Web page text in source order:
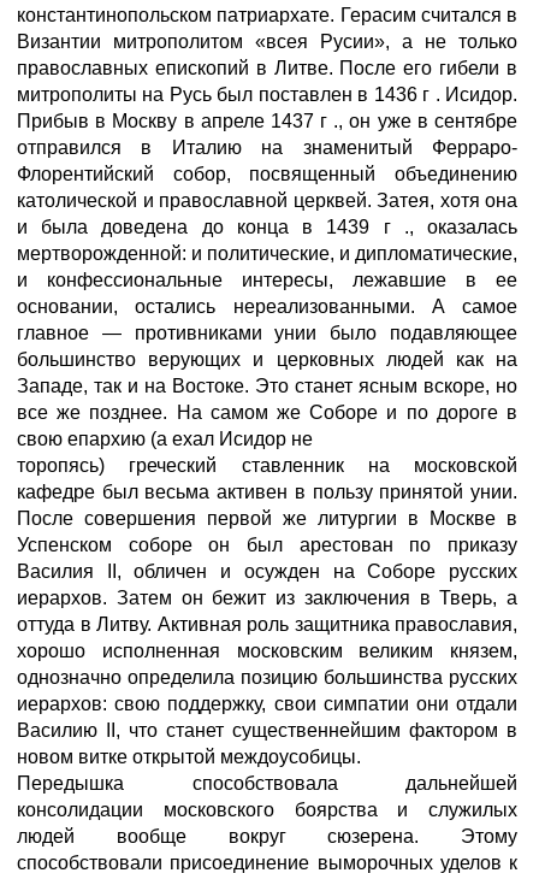
константинопольском патриархате. Герасим считался в
Византии митрополитом «всея Русии», а не только
православных епископий в Литве. После его гибели в
митрополиты на Русь был поставлен в 1436 г . Исидор.
Прибыв в Москву в апреле 1437 г ., он уже в сентябре
отправился в Италию на знаменитый Ферраро-
Флорентийский собор, посвященный объединению
католической и православной церквей. Затея, хотя она
и была доведена до конца в 1439 г ., оказалась
мертворожденной: и политические, и дипломатические,
и конфессиональные интересы, лежавшие в ее
основании, остались нереализованными. А самое
главное — противниками унии было подавляющее
большинство верующих и церковных людей как на
Западе, так и на Востоке. Это станет ясным вскоре, но
все же позднее. На самом же Соборе и по дороге в
свою епархию (а ехал Исидор не
торопясь) греческий ставленник на московской
кафедре был весьма активен в пользу принятой унии.
После совершения первой же литургии в Москве в
Успенском соборе он был арестован по приказу
Василия II, обличен и осужден на Соборе русских
иерархов. Затем он бежит из заключения в Тверь, а
оттуда в Литву. Активная роль защитника православия,
хорошо исполненная московским великим князем,
однозначно определила позицию большинства русских
иерархов: свою поддержку, свои симпатии они отдали
Василию II, что станет существеннейшим фактором в
новом витке открытой междоусобицы.
Передышка способствовала дальнейшей
консолидации московского боярства и служилых
людей вообще вокруг сюзерена. Этому
способствовали присоединение выморочных уделов к